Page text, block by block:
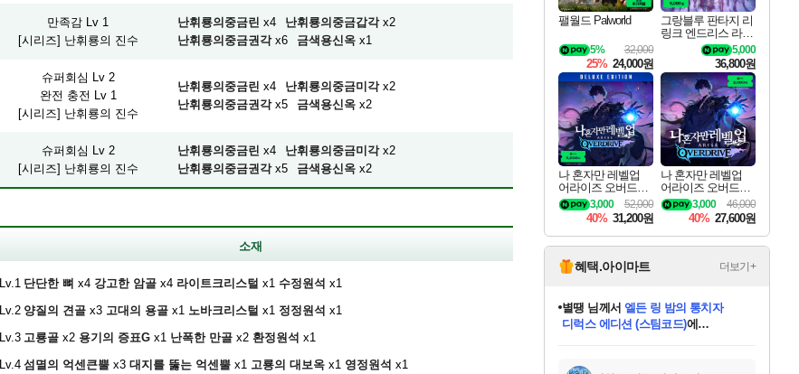
만족감 Lv 1
[시리즈] 난휘룡의 진수
난휘룡의중금린 x4 난휘룡의중금갑각x2
난휘룡의중금권각x6 금색용신옥 x1
슈퍼회심 Lv 2
완전 충전 Lv 1
[시리즈] 난휘룡의 진수
난휘룡의중금린 x4 난휘룡의중금미각x2
난휘룡의중금권각x5 금색용신옥 x2
슈퍼회심 Lv 2
[시리즈] 난휘룡의 진수
난휘룡의중금린 x4 난휘룡의중금미각x2
난휘룡의중금권각x5 금색용신옥 x2
소재
Lv.1 단단한 뼈 x4 강고한 암골 x4 라이트크리스털 x1 수정원석 x1
Lv.2 양질의 견골 x3 고대의 용골 x1 노바크리스털 x1 정정원석 x1
Lv.3 고룡골 x2 용기의 증표G x1 난폭한 만골 x2 환정원석 x1
Lv.4 섬멸의 억센큰뿔 x3 대지를 뚫는 억센뿔 x1 고룡의 대보옥 x1 영정원석 x1
팰월드 Palworld
32,000
5%
25% 24,000원
그랑블루 판타지 리
링크 엔드리스 라그
나로크 업그레이드
킷 Granblue Fantasy
Relink Endless Ragn
arok Upgrade Kit DL
C
5,000
36,800원
나 혼자만 레벨업
어라이즈 오버드라
이브 디럭스 에디션
Solo Leveling Arise
Overdrive Deluxe Edi
tion
52,000
3,000
40% 31,200원
나 혼자만 레벨업
어라이즈 오버드라
이브 Solo Leveling A
rise
46,000
3,000
40% 27,600원
혜택.아이마트 더보기+
별땡님께서엘든 링 밤의 통치자
당첨되셨습니다.
니코 님께서 (본편포함) 데이브 더
다이버 인 더 정글 번들 (스팀코드)